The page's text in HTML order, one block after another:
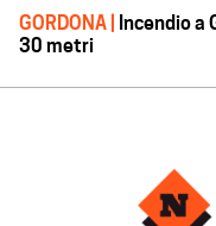
GORDONA |
Incendio
30 metri